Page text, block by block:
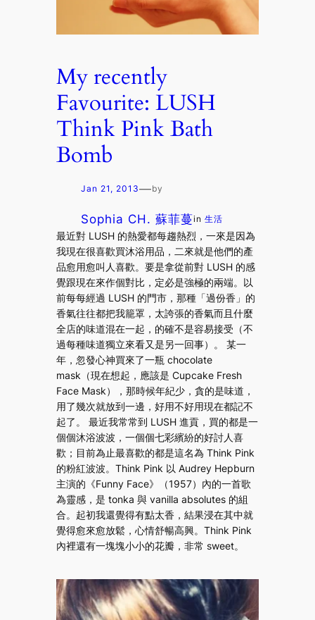
My recently
Favourite: LUSH
Think Pink Bath
Bomb
Jan 21, 2013—by
Sophia CH. 蘇菲蔓in生活
最近對 LUSH 的熱愛都每趨熱烈，一來是因為
我現在很喜歡買沐浴用品，二來就是他們的產
品愈用愈叫人喜歡。要是拿從前對 LUSH 的感
覺跟現在來作個對比，定必是強極的兩端。以
前每每經過 LUSH 的門市，那種「過份香」的
香氣往往都把我籠罩，太誇張的香氣而且什麼
全店的味道混在一起，的確不是容易接受（不
過每種味道獨立來看又是另一回事）。 某一
年，忽發心神買來了一瓶 chocolate
mask（現在想起，應該是 Cupcake Fresh
Face Mask），那時候年紀少，貪的是味道，
用了幾次就放到一邊，好用不好用現在都記不
起了。 最近我常常到 LUSH 進貢，買的都是一
個個沐浴波波，一個個七彩繽紛的好討人喜
歡；目前為止最喜歡的都是這名為 Think Pink
的粉紅波波。Think Pink 以 Audrey Hepburn
主演的《Funny Face》（1957）內的一首歌
為靈感，是 tonka 與 vanilla absolutes 的組
合。起初我還覺得有點太香，結果浸在其中就
覺得愈來愈放鬆，心情舒暢高興。Think Pink
內裡還有一塊塊小小的花瓣，非常 sweet。